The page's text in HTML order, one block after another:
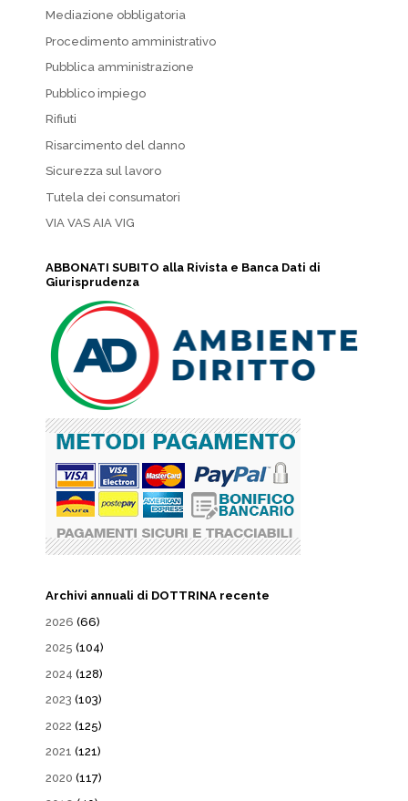
Mediazione obbligatoria
Procedimento amministrativo
Pubblica amministrazione
Pubblico impiego
Rifiuti
Risarcimento del danno
Sicurezza sul lavoro
Tutela dei consumatori
VIA VAS AIA VIG
ABBONATI SUBITO alla Rivista e Banca Dati di
Giurisprudenza
Archivi annuali di DOTTRINA recente
2026 (66)
2025 (104)
2024 (128)
2023 (103)
2022 (125)
2021 (121)
2020 (117)